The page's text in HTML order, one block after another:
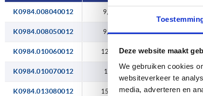
Deze website maakt
We gebruiken cookies
websiteverkeer te
media, adverteren en
25
120
135
150
180
K0984.008040012 9,7
K0984.008050012 9,7 50
K0984.010060012 12,7 60
K0984.010070012 12
K0984.013080012 15,5 80